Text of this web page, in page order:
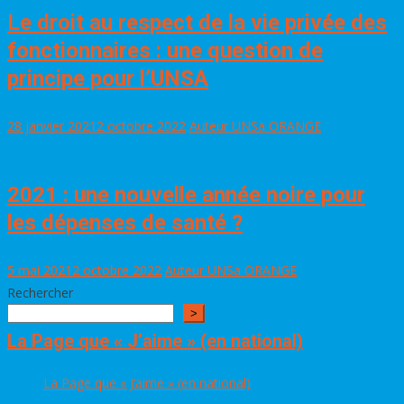
Le droit au respect de la vie privée des
fonctionnaires : une question de
principe pour l’UNSA
28 janvier 2021 2 octobre 2022 Auteur UNSa ORANGE
2021 : une nouvelle année noire pour
les dépenses de santé ?
5 mai 2021 2 octobre 2022 Auteur UNSa ORANGE
Rechercher
>
La Page que « J’aime » (en national)
La Page que « J’aime » (en national)